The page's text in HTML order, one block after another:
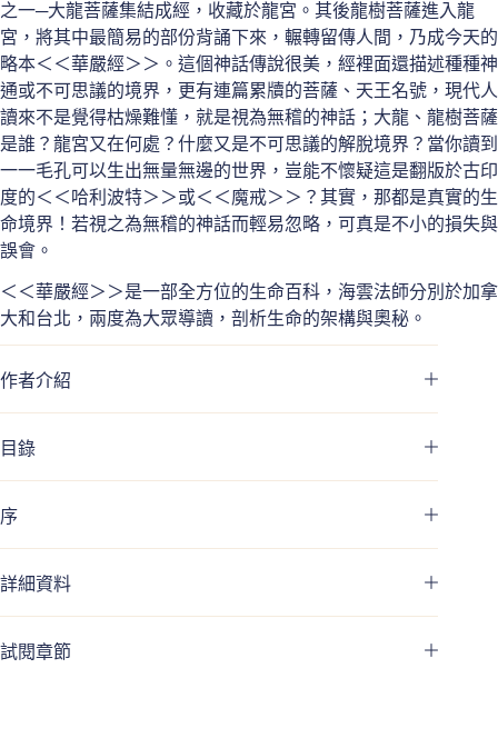
之一─大龍菩薩集結成經，收藏於龍宮。其後龍樹菩薩進入龍
宮，將其中最簡易的部份背誦下來，輾轉留傳人間，乃成今天的
略本＜＜華嚴經＞＞。這個神話傳說很美，經裡面還描述種種神
通或不可思議的境界，更有連篇累牘的菩薩、天王名號，現代人
讀來不是覺得枯燥難懂，就是視為無稽的神話；大龍、龍樹菩薩
是誰？龍宮又在何處？什麼又是不可思議的解脫境界？當你讀到
一一毛孔可以生出無量無邊的世界，豈能不懷疑這是翻版於古印
度的＜＜哈利波特＞＞或＜＜魔戒＞＞？其實，那都是真實的生
命境界！若視之為無稽的神話而輕易忽略，可真是不小的損失與
誤會。
＜＜華嚴經＞＞是一部全方位的生命百科，海雲法師分別於加拿
大和台北，兩度為大眾導讀，剖析生命的架構與奧秘。
作者介紹
目錄
序
詳細資料
試閱章節